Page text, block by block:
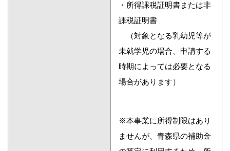
・所得課税証明書または非
課税証明書
（対象となる乳幼児等が
未就学児の場合、申請する
時期によっては必要となる
場合があります）
※本事業に所得制限はあり
ませんが、青森県の補助金